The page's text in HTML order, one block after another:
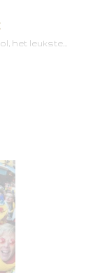
het leukste…